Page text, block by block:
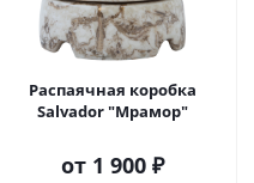
Распаячная коробка
Salvador "Мрамор"
от 1 900 ₽